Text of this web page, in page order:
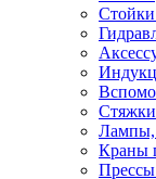
Лампы,
Краны
Прессы